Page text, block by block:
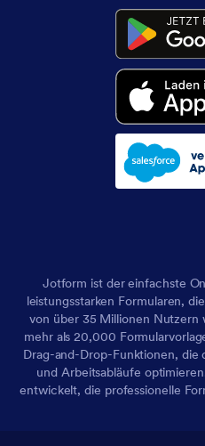
Jotform ist der einfachste
leistungsstarken Formularen,
von über 35 Millionen
mehr als 20,000
Drag-and-Drop-Funktionen, die
und Arbeitsabläufe
entwickelt, die professionelle